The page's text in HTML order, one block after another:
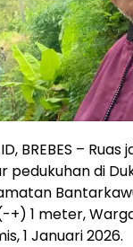
BREBES –
pedukuhan di
1 meter,
1 Januari 2026.